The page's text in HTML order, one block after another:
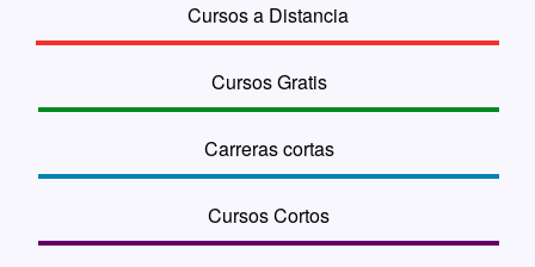
Cursos a Distancia
Cursos Gratis
Carreras cortas
Cursos Cortos